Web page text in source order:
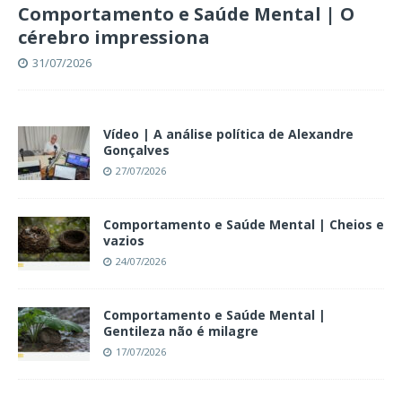
Comportamento e Saúde Mental | O
cérebro impressiona
31/07/2026
Vídeo | A análise política de Alexandre
Gonçalves
27/07/2026
Comportamento e Saúde Mental | Cheios e
vazios
24/07/2026
Comportamento e Saúde Mental |
Gentileza não é milagre
17/07/2026